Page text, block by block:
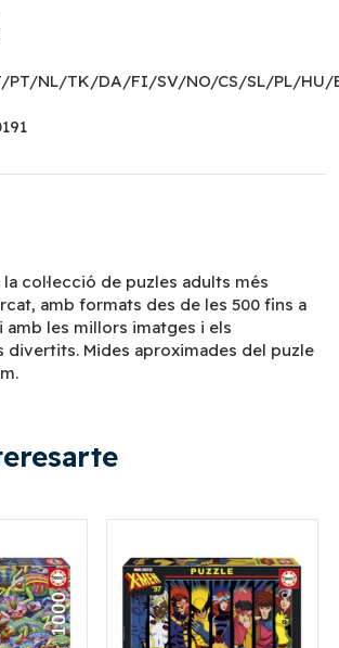
PT/NL/TK/DA/FI/SV/NO/CS/SL/PL/HU/
col·lecció de puzles adults més
amb formats des de les 500 fins a
amb les millors imatges i els
divertits. Mides aproximades del puzle